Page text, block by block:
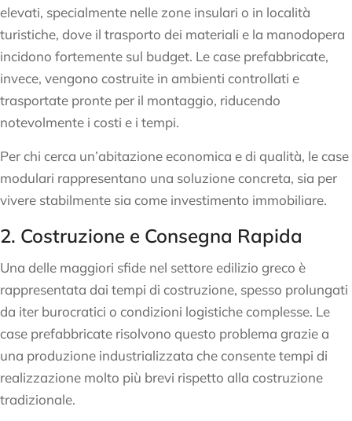
elevati, specialmente nelle zone insulari o in località
turistiche, dove il trasporto dei materiali e la manodopera
incidono fortemente sul budget. Le case prefabbricate,
invece, vengono costruite in ambienti controllati e
trasportate pronte per il montaggio, riducendo
notevolmente i costi e i tempi.
Per chi cerca un’abitazione economica e di qualità, le case
modulari rappresentano una soluzione concreta, sia per
vivere stabilmente sia come investimento immobiliare.
2. Costruzione e Consegna Rapida
Una delle maggiori sfide nel settore edilizio greco è
rappresentata dai tempi di costruzione, spesso prolungati
da iter burocratici o condizioni logistiche complesse. Le
case prefabbricate risolvono questo problema grazie a
una produzione industrializzata che consente tempi di
realizzazione molto più brevi rispetto alla costruzione
tradizionale.